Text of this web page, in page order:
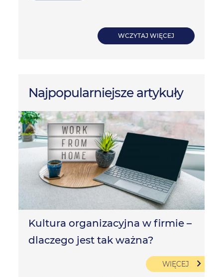
WCZYTAJ WIĘCEJ
Najpopularniejsze artykuły
Kultura organizacyjna w firmie –
dlaczego jest tak ważna?
WIĘCEJ